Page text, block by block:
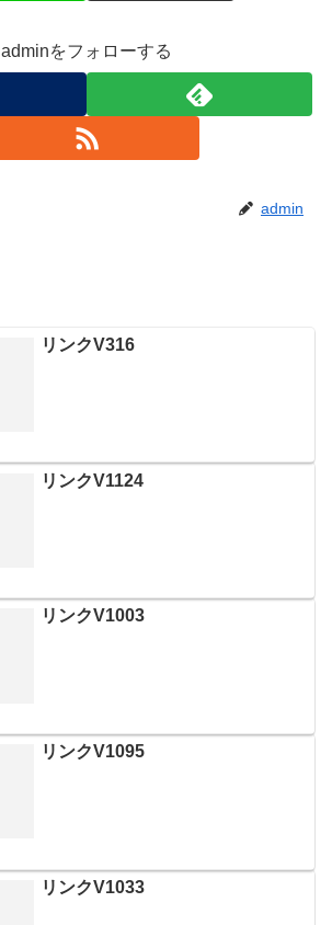
adminをフォローする
admin
リンクV316
リンクV1124
リンクV1003
リンクV1095
リンクV1033